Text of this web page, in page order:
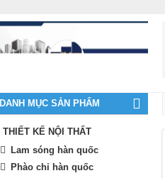
DANH MỤC SẢN PHẨM
THIẾT KẾ NỘI THẤT
Lam sóng hàn quốc
Phào chỉ hàn quốc